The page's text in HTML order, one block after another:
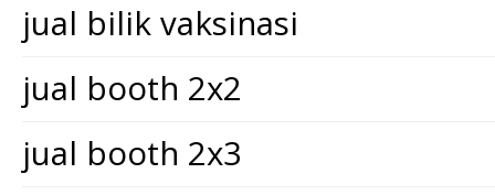
jual bilik vaksinasi
jual booth 2x2
jual booth 2x3